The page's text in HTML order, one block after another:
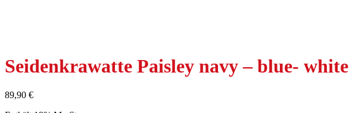
Seidenkrawatte Paisley navy – blue- white
89,90 €